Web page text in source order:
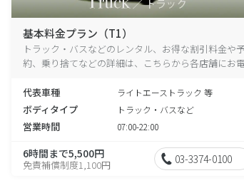
基本料金プラン（T1）
トラック・バスなどのレンタル、お得な割引料金や
約、乗り捨てなどの詳細は、こちらから各店舗にお
代表車種
ライトエーストラック 等
ボディタイプ トラック・バスなど
営業時間 07:00-22:00
6時間まで5,500円
免責補償制度1,100円 03-3374-0100